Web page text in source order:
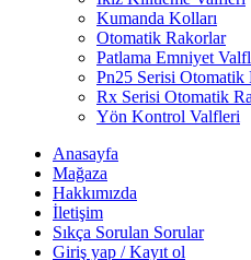
Kumanda Kolları
Otomatik Rakorlar
Patlama Emniyet
Pn25 Serisi Otomatik
Rx Serisi Otomatik
Yön Kontrol Valfleri
Anasayfa
Mağaza
Hakkımızda
İletişim
Sıkça Sorulan Sorular
Giriş yap / Kayıt ol